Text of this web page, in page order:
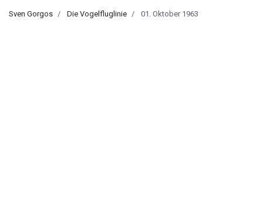
Sven Gorgos Die Vogelfluglinie 01. Oktober 1963